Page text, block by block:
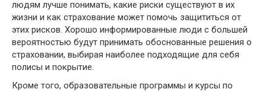
людям лучше понимать, какие риски существуют в их
жизни и как страхование может помочь защититься от
этих рисков. Хорошо информированные люди с большей
вероятностью будут принимать обоснованные решения о
страховании, выбирая наиболее подходящие для себя
полисы и покрытие.
Кроме того, образовательные программы и курсы по